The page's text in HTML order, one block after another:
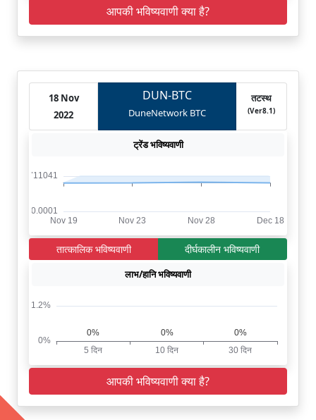
आपकी भविष्यवाणी क्या है?
18 Nov
2022
DUN-BTC
DuneNetwork BTC
तटस्थ
(Ver8.1)
ट्रेंड भविष्यवाणी
तात्कालिक भविष्यवाणी दीर्घकालीन भविष्यवाणी
लाभ/हानि भविष्यवाणी
आपकी भविष्यवाणी क्या है?